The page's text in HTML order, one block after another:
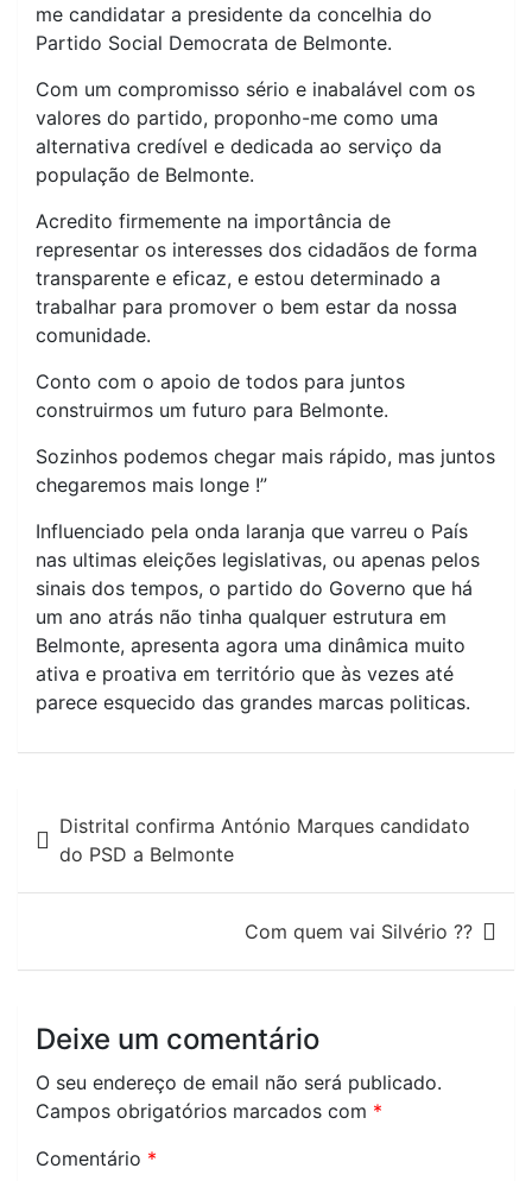
me candidatar a presidente da concelhia do
Partido Social Democrata de Belmonte.
Com um compromisso sério e inabalável com os
valores do partido, proponho-me como uma
alternativa credível e dedicada ao serviço da
população de Belmonte.
Acredito firmemente na importância de
representar os interesses dos cidadãos de forma
transparente e eficaz, e estou determinado a
trabalhar para promover o bem estar da nossa
comunidade.
Conto com o apoio de todos para juntos
construirmos um futuro para Belmonte.
Sozinhos podemos chegar mais rápido, mas juntos
chegaremos mais longe !”
Influenciado pela onda laranja que varreu o País
nas ultimas eleições legislativas, ou apenas pelos
sinais dos tempos, o partido do Governo que há
um ano atrás não tinha qualquer estrutura em
Belmonte, apresenta agora uma dinâmica muito
ativa e proativa em território que às vezes até
parece esquecido das grandes marcas politicas.
a
v
a
ç
ã
o
Distrital confirma António Marques candidato
do PSD a Belmonte
Com quem vai Silvério ??
Deixe um comentário
O seu endereço de email não será publicado.
Campos obrigatórios marcados com *
Comentário *